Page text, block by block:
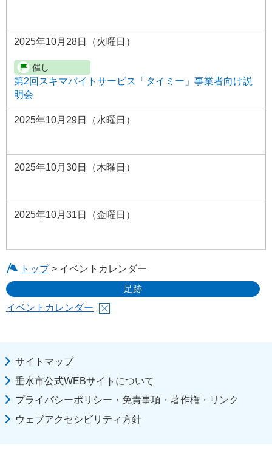
2025年10月28日（火曜日）
第2回スキマバイトサービス「タイミー」事業者向け説
明会
2025年10月29日（水曜日）
2025年10月30日（木曜日）
2025年10月31日（金曜日）
トップ> イベントカレンダー
足跡
イベントカレンダー
サイトマップ
垂水市公式WEBサイトについて
プライバシーポリシー・免責事項・著作権・リンク
ウェブアクセシビリティ方針